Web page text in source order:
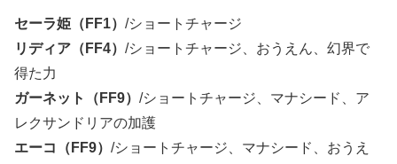
セーラ姫（FF1） /ショートチャージ
リディア（FF4） /ショートチャージ、おうえん、幻界で
得た力
ガーネット（FF9） /ショートチャージ、マナシード、ア
レクサンドリアの加護
エーコ（FF9） /ショートチャージ、マナシード、おうえ